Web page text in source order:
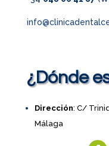
¿Dónde
Dirección: C/
Málaga